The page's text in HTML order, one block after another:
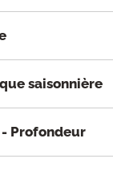
saisonnière
Profondeur